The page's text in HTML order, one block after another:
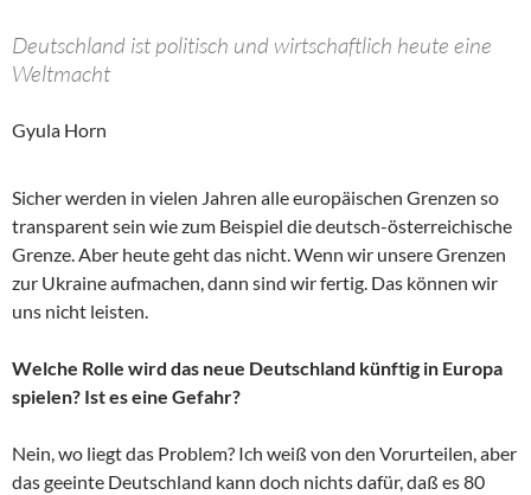
Deutschland ist politisch und wirtschaftlich heute eine
Weltmacht
Gyula Horn
Sicher werden in vielen Jahren alle europäischen Grenzen so
transparent sein wie zum Beispiel die deutsch-österreichische
Grenze. Aber heute geht das nicht. Wenn wir unsere Grenzen
zur Ukraine aufmachen, dann sind wir fertig. Das können wir
uns nicht leisten.
Welche Rolle wird das neue Deutschland künftig in Europa
spielen? Ist es eine Gefahr?
Nein, wo liegt das Problem? Ich weiß von den Vorurteilen, aber
das geeinte Deutschland kann doch nichts dafür, daß es 80